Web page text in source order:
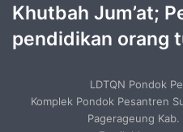
Khutbah Jum’at;
pendidikan orang
LDTQN Pondok
Komplek Pondok Pesantren
Pagerageung Kab.